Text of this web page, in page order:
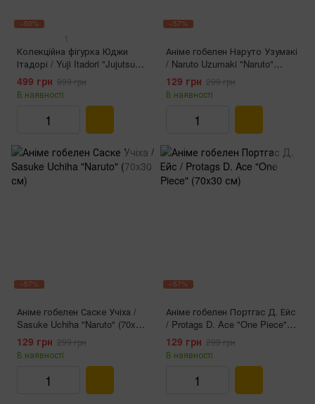
−50%
1
Колекційна фігурка Юджи
Ітадорі / Yuji Itadori "Jujutsu
Kaisen" - Nendroid (№1479)
499 грн 999 грн
В наявності
−57%
Аніме гобелен Наруто Узумакі
/ Naruto Uzumaki "Naruto"
(70x30 см)
129 грн 299 грн
В наявності
−57%
Аніме гобелен Саске Учіха /
Sasuke Uchiha "Naruto" (70x30
см)
129 грн 299 грн
В наявності
−57%
Аніме гобелен Портгас Д. Ейс
/ Protags D. Ace "One Piece"
(70x30 см)
129 грн 299 грн
В наявності